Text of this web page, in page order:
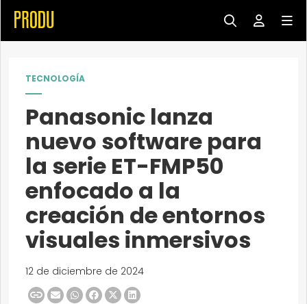
TECNOLOGÍA
Panasonic lanza
nuevo software para
la serie ET-FMP50
enfocado a la
creación de entornos
visuales inmersivos
12 de diciembre de 2024